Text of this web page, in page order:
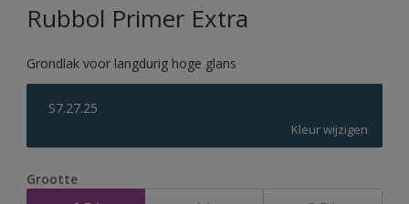
Rubbol Primer Extra
Grondlak voor langdurig hoge glans
S7.27.25
Kleur wijzigen
Grootte